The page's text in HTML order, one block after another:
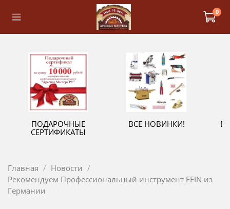
0
ПОДАРОЧНЫЕ
СЕРТИФИКАТЫ
ВСЕ НОВИНКИ!
Главная
Новости
Рекомендуем Профессиональный инструмент FEIN из
Германии